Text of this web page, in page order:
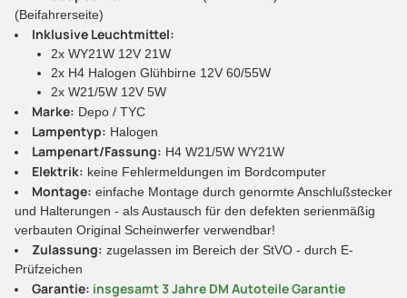
(Beifahrerseite)
Inklusive Leuchtmittel:
2x WY21W 12V 21W
2x H4 Halogen Glühbirne 12V 60/55W
2x W21/5W 12V 5W
Marke: Depo / TYC
Lampentyp: Halogen
Lampenart/Fassung: H4 W21/5W WY21W
Elektrik: keine Fehlermeldungen im Bordcomputer
Montage: einfache Montage durch genormte Anschlußstecker
und Halterungen - als Austausch für den defekten serienmäßig
verbauten Original Scheinwerfer verwendbar!
Zulassung: zugelassen im Bereich der StVO - durch E-
Prüfzeichen
Garantie: insgesamt 3 Jahre DM Autoteile Garantie